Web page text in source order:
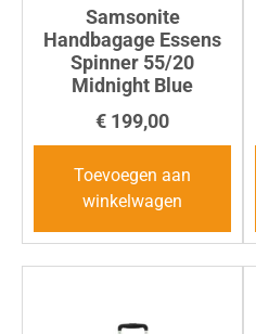
Samsonite
Handbagage Essens
Spinner 55/20
Midnight Blue
€ 199,00
Toevoegen aan
winkelwagen